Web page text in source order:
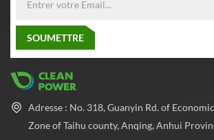
Adresse : No. 318, Guanyin Rd. of
Zone of Taihu county, Anqing, Anhui